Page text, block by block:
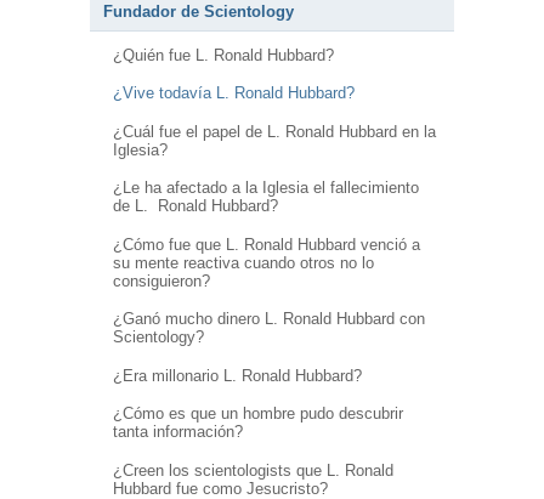
Fundador de Scientology
¿Quién fue L. Ronald Hubbard?
¿Vive todavía L. Ronald Hubbard?
¿Cuál fue el papel de L. Ronald Hubbard en la
Iglesia?
¿Le ha afectado a la Iglesia el fallecimiento
de L. Ronald Hubbard?
¿Cómo fue que L. Ronald Hubbard venció a
su mente reactiva cuando otros no lo
consiguieron?
¿Ganó mucho dinero L. Ronald Hubbard con
Scientology?
¿Era millonario L. Ronald Hubbard?
¿Cómo es que un hombre pudo descubrir
tanta información?
¿Creen los scientologists que L. Ronald
Hubbard fue como Jesucristo?